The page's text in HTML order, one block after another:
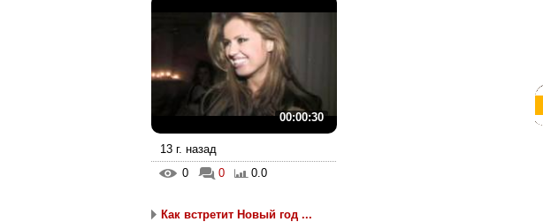
00:00:30
13 г. назад
0
0 0.0
Как встретит Новый год ...